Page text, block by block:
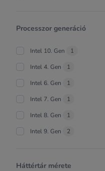
Processzor generáció
Intel 10. Gen
1
Intel 4. Gen
1
Intel 6. Gen
1
Intel 7. Gen
1
Intel 8. Gen
1
Intel 9. Gen
2
Háttértár mérete